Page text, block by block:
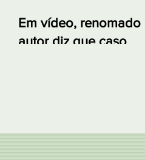
Em vídeo, renomado
autor diz que caso